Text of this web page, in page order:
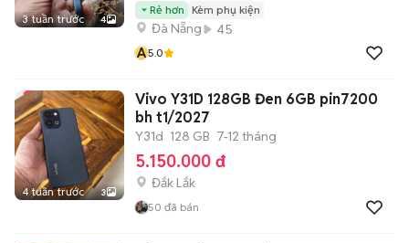
3 tuần trước 4
Rẻ hơn Kèm phụ kiện
Đà Nẵng
45
A5.0
4 tuần trước 3
Vivo Y31D 128GB Đen 6GB pin7200
bh t1/2027
Y31d 128 GB 7-12 tháng
5.150.000 đ
Đắk Lắk
50 đã bán